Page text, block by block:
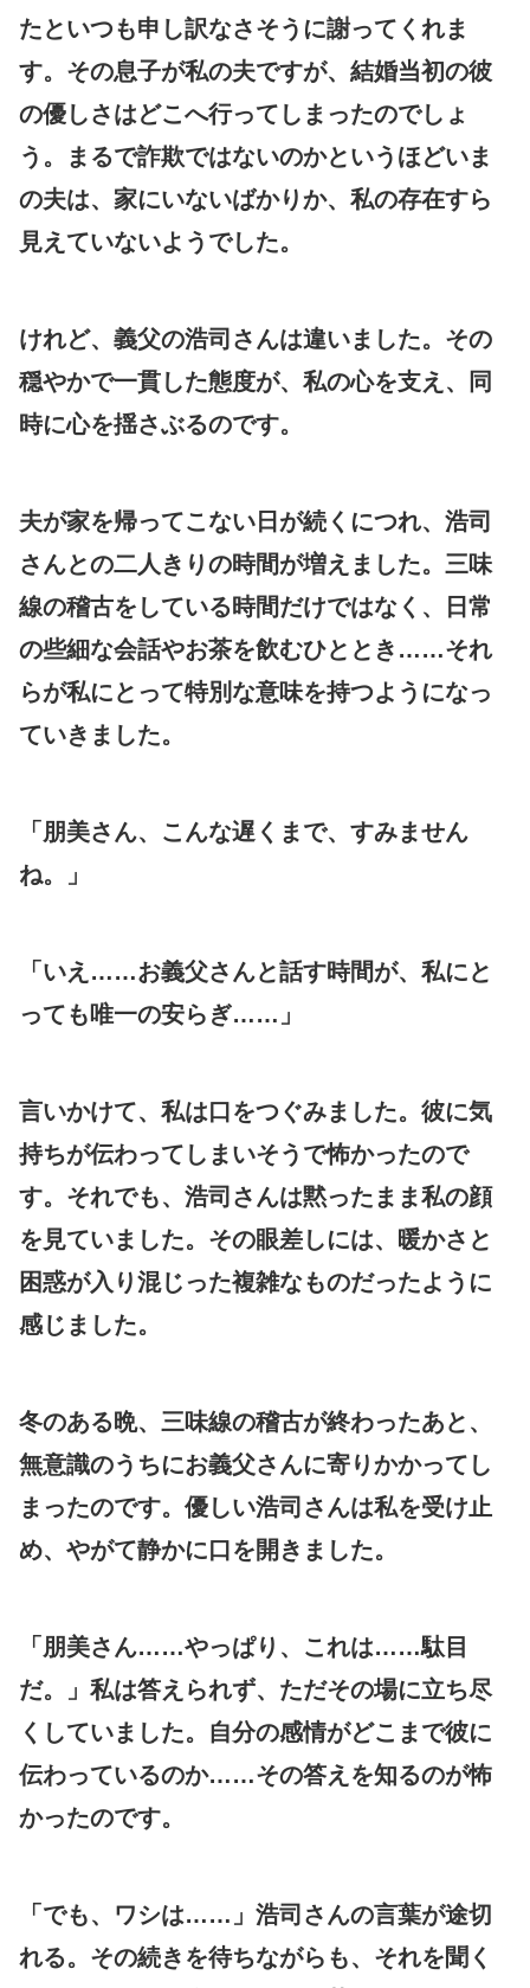
たといつも申し訳なさそうに謝ってくれま
す。その息子が私の夫ですが、結婚当初の彼
の優しさはどこへ行ってしまったのでしょ
う。まるで詐欺ではないのかというほどいま
の夫は、家にいないばかりか、私の存在すら
見えていないようでした。
けれど、義父の浩司さんは違いました。その
穏やかで一貫した態度が、私の心を支え、同
時に心を揺さぶるのです。
夫が家を帰ってこない日が続くにつれ、浩司
さんとの二人きりの時間が増えました。三味
線の稽古をしている時間だけではなく、日常
の些細な会話やお茶を飲むひととき……それ
らが私にとって特別な意味を持つようになっ
ていきました。
「朋美さん、こんな遅くまで、すみません
ね。」
「いえ……お義父さんと話す時間が、私にと
っても唯一の安らぎ……」
言いかけて、私は口をつぐみました。彼に気
持ちが伝わってしまいそうで怖かったので
す。それでも、浩司さんは黙ったまま私の顔
を見ていました。その眼差しには、暖かさと
困惑が入り混じった複雑なものだったように
感じました。
冬のある晩、三味線の稽古が終わったあと、
無意識のうちにお義父さんに寄りかかってし
まったのです。優しい浩司さんは私を受け止
め、やがて静かに口を開きました。
「朋美さん……やっぱり、これは……駄目
だ。」私は答えられず、ただその場に立ち尽
くしていました。自分の感情がどこまで彼に
伝わっているのか……その答えを知るのが怖
かったのです。
「でも、ワシは……」浩司さんの言葉が途切
れる。その続きを待ちながらも、それを聞く